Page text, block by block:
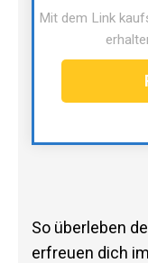
Mit dem Link
So überleben
erfreuen dich